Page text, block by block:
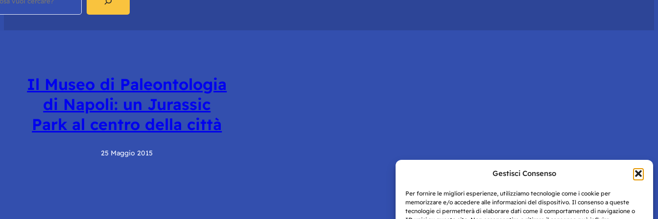
Gestisci Consenso
Per fornire le migliori esperienze, utilizziamo tecnologie come i cookie per
memorizzare e/o accedere alle informazioni del dispositivo. Il consenso a queste
tecnologie ci permetterà di elaborare dati come il comportamento di navigazione o
Il Museo di Paleontologia
di Napoli: un Jurassic
Park al centro della città
25 Maggio 2015